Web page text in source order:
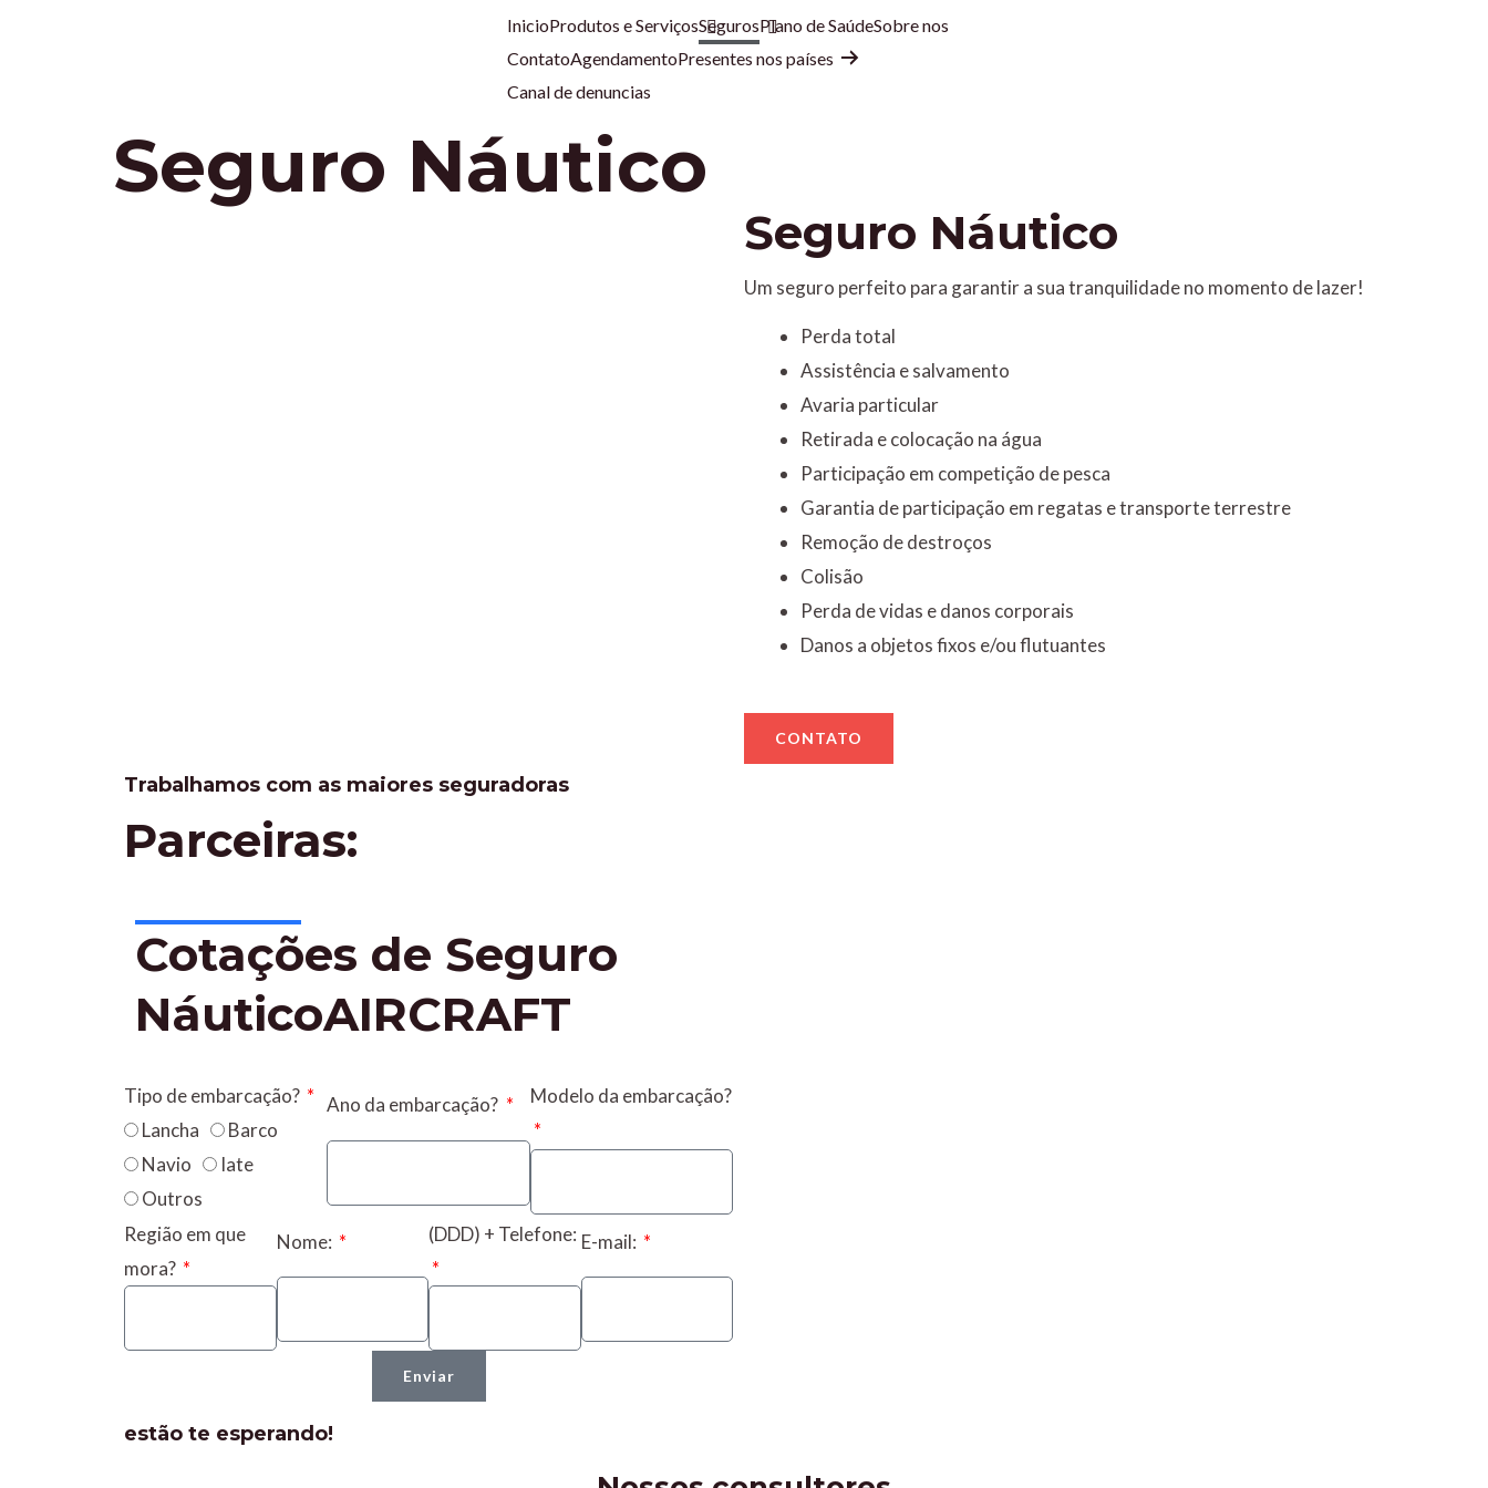
InicioProdutos e ServiçosSegurosPlano de SaúdeSobre nos
ContatoAgendamentoPresentes nos países
Canal de denuncias
Seguro Náutico
Seguro Náutico
Um seguro perfeito para garantir a sua tranquilidade no momento de lazer!
Perda total
Assistência e salvamento
Avaria particular
Retirada e colocação na água
Participação em competição de pesca
Garantia de participação em regatas e transporte terrestre
Remoção de destroços
Colisão
Perda de vidas e danos corporais
Danos a objetos fixos e/ou flutuantes
CONTATO
Trabalhamos com as maiores seguradoras
Parceiras:
Cotações de Seguro
NáuticoAIRCRAFT
Tipo de embarcação?
Lancha
Barco
Navio
Iate
Outros
Ano da embarcação? Modelo da embarcação?
Região em que
mora?
Nome: (DDD) + Telefone: E-mail:
Enviar
estão te esperando!